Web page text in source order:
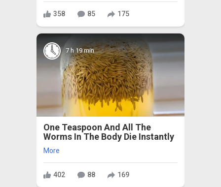
358 85 175
7 h 19 min
One Teaspoon And All The
Worms In The Body Die Instantly
More
402 88 169